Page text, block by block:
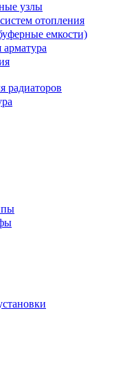
узлы
отопления
емкости)
радиаторов